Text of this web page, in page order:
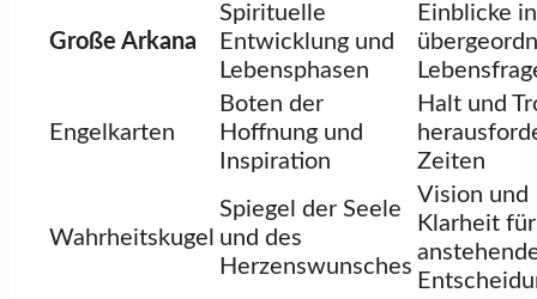
Große Arkana
Spirituelle
Entwicklung und
Lebensphasen
Einblicke in
Engelkarten
Boten der
Hoffnung und
Inspiration
Halt und
Zeiten
Wahrheitskugel
Spiegel der Seele
und des
Herzenswunsches
Vision und
Klarheit für